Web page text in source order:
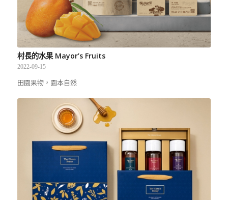
村長的水果 Mayor’s Fruits
2022-09-15
田園果物，園本自然